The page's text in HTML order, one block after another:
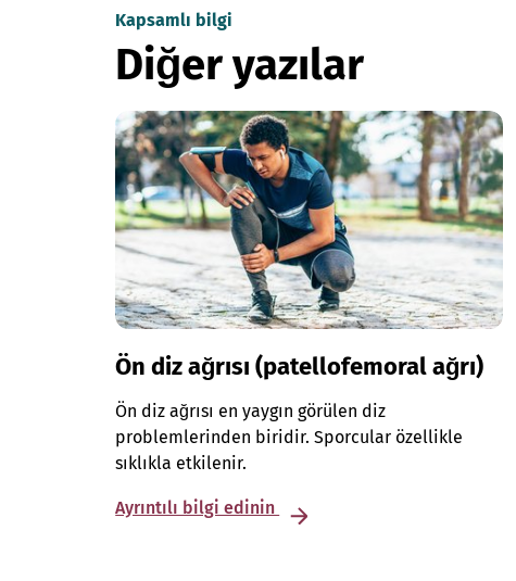
Kapsamlı bilgi
Diğer yazılar
Ön diz ağrısı (patellofemoral ağrı)
Ön diz ağrısı en yaygın görülen diz
problemlerinden biridir. Sporcular özellikle
sıklıkla etkilenir.
Ayrıntılı bilgi edinin